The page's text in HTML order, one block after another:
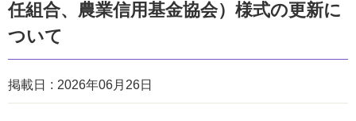
任組合、農業信用基金協会）様式の更新に
ついて
掲載日 2026年06月26日